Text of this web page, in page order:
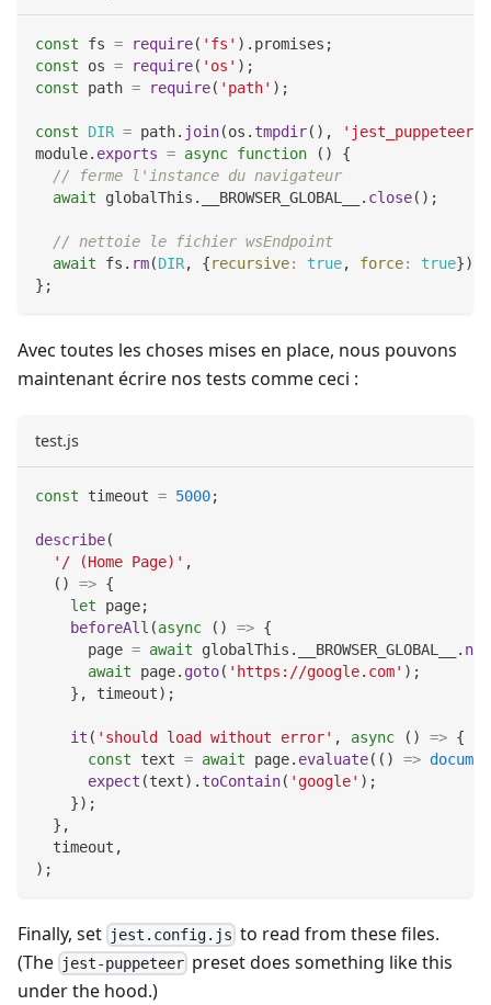
const fs = require( 'fs' ) . promises ;
const os = require( 'os' ) ;
const path = require( 'path' ) ;
const DIR = path. join(os . tmpdir( ) ,
module. exports = async function ( )
{
// ferme l'instance du navigateur
await globalThis . __BROWSER_GLOBAL__ . close( ) ;
// nettoie le fichier wsEndpoint
await fs . rm(DIR, {recursive: true, force: true})
} ;
Avec toutes les choses mises en place, nous pouvons
maintenant écrire nos tests comme ceci :
test.js
const timeout = 5000;
describe(
'/ (Home Page)' ,
( ) => {
let page;
beforeAll (async ( ) => {
      page
= await globalThis . __BROWSER_GLOBAL__ .
await page. goto( 'https://google.com' ) ;
} , timeout) ;
it ( 'should load without error' , async ( ) => {
const text = await page. evaluate( ( ) =>
expect (text) . toContain( 'google' ) ;
}) ;
} ,
  timeout
,
) ;
Finally, set jest.config.js to read from these files.
(The jest-puppeteer preset does something like this
under the hood.)